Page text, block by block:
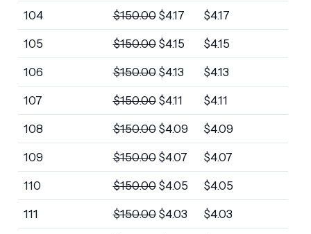
104 $150.00 $4.17 $4.17
105 $150.00 $4.15 $4.15
106 $150.00 $4.13 $4.13
107 $150.00 $4.11 $4.11
108 $150.00 $4.09 $4.09
109 $150.00 $4.07 $4.07
110 $150.00 $4.05 $4.05
111 $150.00 $4.03 $4.03